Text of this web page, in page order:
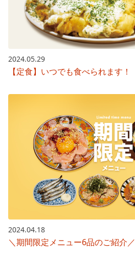
2024.05.29
【定食】いつでも食べられます！
2024.04.18
＼期間限定メニュー6品のご紹介／